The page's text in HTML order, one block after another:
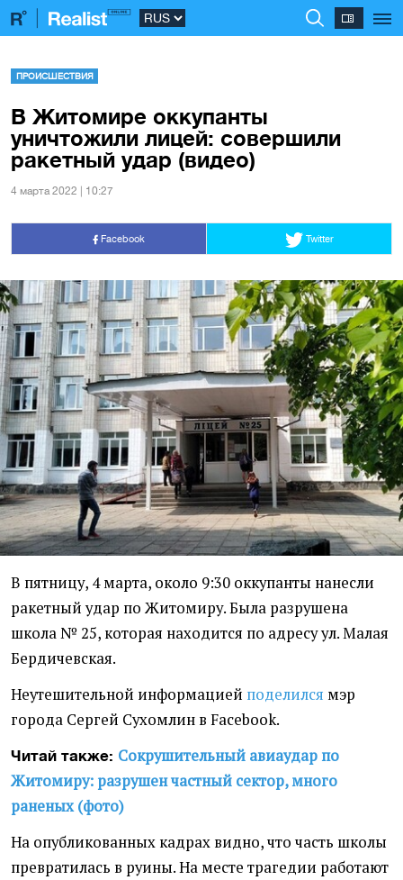
ПРОИСШЕСТВИЯ
В Житомире оккупанты
уничтожили лицей: совершили
ракетный удар (видео)
4 марта 2022 | 10:27
Facebook Twitter
В пятницу, 4 марта, около 9:30 оккупанты нанесли
ракетный удар по Житомиру. Была разрушена
школа № 25, которая находится по адресу ул. Малая
Бердичевская.
Неутешительной информацией поделился мэр
города Сергей Сухомлин в Facebook.
Читай также: Сокрушительный авиаудар по
Житомиру: разрушен частный сектор, много
раненых (фото)
На опубликованных кадрах видно, что часть школы
превратилась в руины. На месте трагедии работают